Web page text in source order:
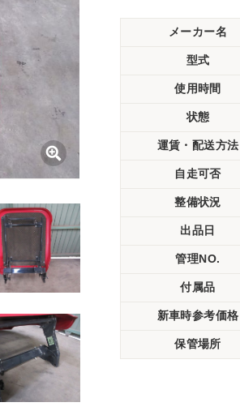
メーカー名
型式
使用時間
状態
運賃・配送方法
自走可否
整備状況
出品日
管理NO.
付属品
新車時参考価格
保管場所